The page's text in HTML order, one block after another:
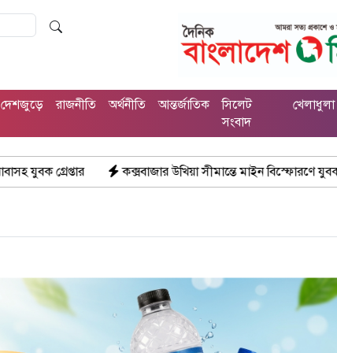
দেশজুড়ে রাজনীতি অর্থনীতি আন্তর্জাতিক
সিলেট
সংবাদ
খেলাধুলা
কক্সবাজার উখিয়া সীমান্তে মাইন বিস্ফোরণে যুবক গুরুতর আহত